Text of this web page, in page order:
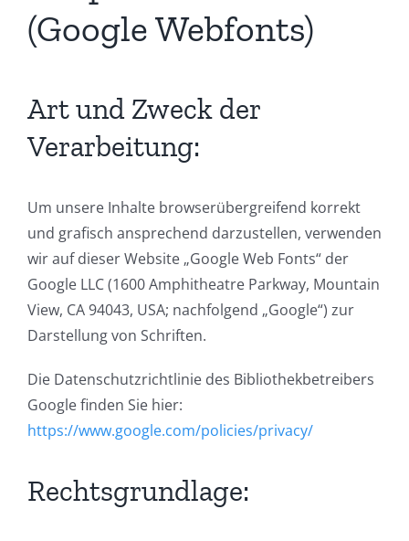
(Google Webfonts)
Art und Zweck der
Verarbeitung:
Um unsere Inhalte browserübergreifend korrekt
und grafisch ansprechend darzustellen, verwenden
wir auf dieser Website „Google Web Fonts“ der
Google LLC (1600 Amphitheatre Parkway, Mountain
View, CA 94043, USA; nachfolgend „Google“) zur
Darstellung von Schriften.
Die Datenschutzrichtlinie des Bibliothekbetreibers
Google finden Sie hier:
https://www.google.com/policies/privacy/
Rechtsgrundlage: